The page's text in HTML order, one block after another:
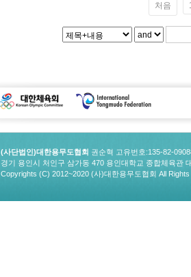
처음
(사단법인)대한용무도협회 권순혁 고유번호:135-82-
경기 용인시 처인구 삼가동 470 용인대학교 종합체육관
Copyrights (C) 2012~2020 (사)대한용무도협회 All